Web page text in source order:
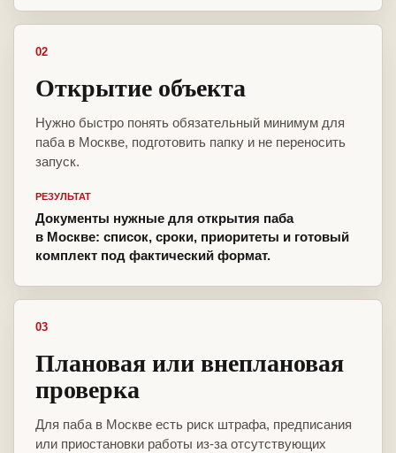
02
Открытие объекта
Нужно быстро понять обязательный минимум для
паба в Москве, подготовить папку и не переносить
запуск.
РЕЗУЛЬТАТ
Документы нужные для открытия паба
в Москве: список, сроки, приоритеты и готовый
комплект под фактический формат.
03
Плановая или внеплановая
проверка
Для паба в Москве есть риск штрафа, предписания
или приостановки работы из-за отсутствующих